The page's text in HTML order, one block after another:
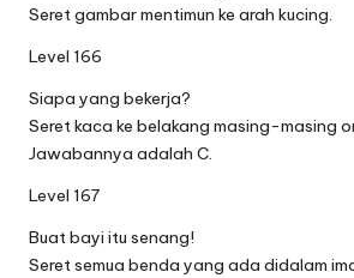
Seret gambar mentimun ke arah kucing.
Level 166
Siapa yang bekerja?
Seret kaca ke belakang masing-masing
Jawabannya adalah C.
Level 167
Buat bayi itu senang!
Seret semua benda yang ada didalam